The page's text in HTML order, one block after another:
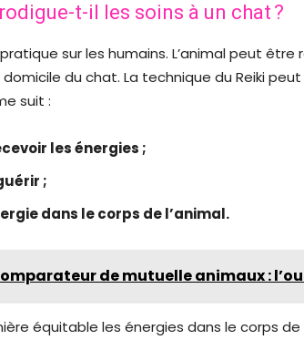
t-il les soins à un chat ?
sur les humains. L’animal peut
du chat. La technique du Reiki
suit :
les énergies ;
;
dans le corps de l’animal.
de mutuelle animaux :
équitable les énergies dans le corps de